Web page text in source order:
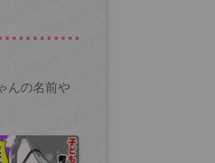
んの名前や